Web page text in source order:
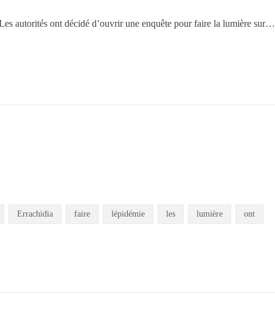
autorités ont décidé d’ouvrir une enquête pour faire la lumière sur…
Errachidia faire lépidémie les lumière ont